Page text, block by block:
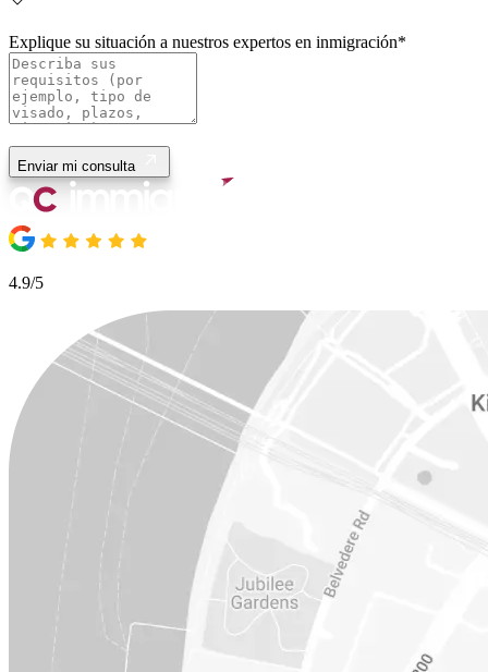
Explique su situación a nuestros expertos en inmigración*
Enviar mi consulta
4.9/5